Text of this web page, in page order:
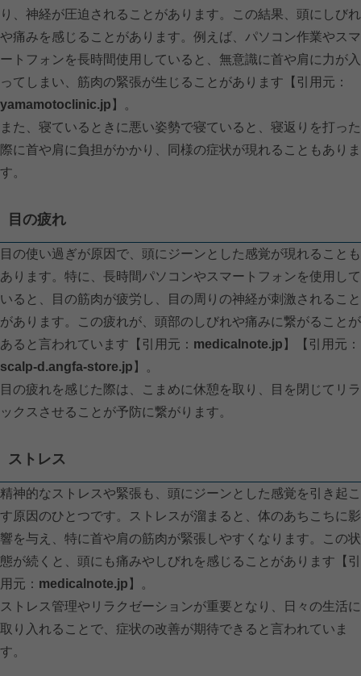
り、神経が圧迫されることがあります。この結果、頭にしびれ
や痛みを感じることがあります。例えば、パソコン作業やスマ
ートフォンを長時間使用していると、無意識に首や肩に力が入
ってしまい、筋肉の緊張が生じることがあります【引用元：
yamamotoclinic.jp 】。
また、寝ているときに悪い姿勢で寝ていると、寝返りを打った
際に首や肩に負担がかかり、同様の症状が現れることもありま
す。
目の疲れ
目の使い過ぎが原因で、頭にジーンとした感覚が現れることも
あります。特に、長時間パソコンやスマートフォンを使用して
いると、目の筋肉が疲労し、目の周りの神経が刺激されること
があります。この疲れが、頭部のしびれや痛みに繋がることが
あると言われています【引用元： medicalnote.jp 】【引用元：
scalp-d.angfa-store.jp 】。
目の疲れを感じた際は、こまめに休憩を取り、目を閉じてリラ
ックスさせることが予防に繋がります。
ストレス
精神的なストレスや緊張も、頭にジーンとした感覚を引き起こ
す原因のひとつです。ストレスが溜まると、体のあちこちに影
響を与え、特に首や肩の筋肉が緊張しやすくなります。この状
態が続くと、頭にも痛みやしびれを感じることがあります【引
用元： medicalnote.jp 】。
ストレス管理やリラクゼーションが重要となり、日々の生活に
取り入れることで、症状の改善が期待できると言われていま
す。